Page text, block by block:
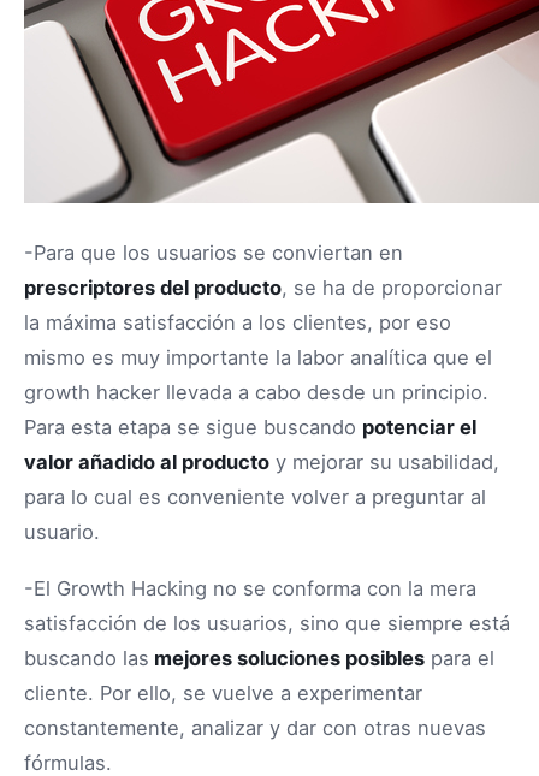
-Para que los usuarios se conviertan en
prescriptores del producto, se ha de proporcionar
la máxima satisfacción a los clientes, por eso
mismo es muy importante la labor analítica que el
growth hacker llevada a cabo desde un principio.
Para esta etapa se sigue buscando potenciar el
valor añadido al producto y mejorar su usabilidad,
para lo cual es conveniente volver a preguntar al
usuario.
-El Growth Hacking no se conforma con la mera
satisfacción de los usuarios, sino que siempre está
buscando las mejores soluciones posibles para el
cliente. Por ello, se vuelve a experimentar
constantemente, analizar y dar con otras nuevas
fórmulas.